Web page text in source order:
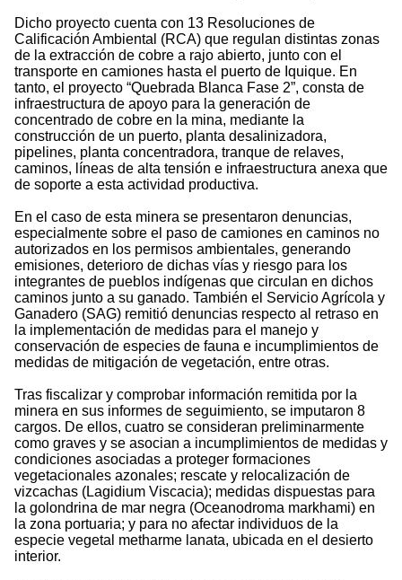
Dicho proyecto cuenta con 13 Resoluciones de
Calificación Ambiental (RCA) que regulan distintas zonas
de la extracción de cobre a rajo abierto, junto con el
transporte en camiones hasta el puerto de Iquique. En
tanto, el proyecto “Quebrada Blanca Fase 2”, consta de
infraestructura de apoyo para la generación de
concentrado de cobre en la mina, mediante la
construcción de un puerto, planta desalinizadora,
pipelines, planta concentradora, tranque de relaves,
caminos, líneas de alta tensión e infraestructura anexa que
de soporte a esta actividad productiva.
En el caso de esta minera se presentaron denuncias,
especialmente sobre el paso de camiones en caminos no
autorizados en los permisos ambientales, generando
emisiones, deterioro de dichas vías y riesgo para los
integrantes de pueblos indígenas que circulan en dichos
caminos junto a su ganado. También el Servicio Agrícola y
Ganadero (SAG) remitió denuncias respecto al retraso en
la implementación de medidas para el manejo y
conservación de especies de fauna e incumplimientos de
medidas de mitigación de vegetación, entre otras.
Tras fiscalizar y comprobar información remitida por la
minera en sus informes de seguimiento, se imputaron 8
cargos. De ellos, cuatro se consideran preliminarmente
como graves y se asocian a incumplimientos de medidas y
condiciones asociadas a proteger formaciones
vegetacionales azonales; rescate y relocalización de
vizcachas (Lagidium Viscacia); medidas dispuestas para
la golondrina de mar negra (Oceanodroma markhami) en
la zona portuaria; y para no afectar individuos de la
especie vegetal metharme lanata, ubicada en el desierto
interior.